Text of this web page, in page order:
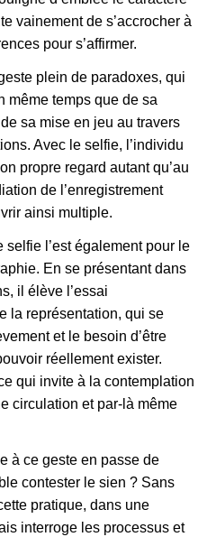
vainement de s’accrocher à
pour s’affirmer.
plein de paradoxes, qui
même temps que de sa
sa mise en jeu au travers
Avec le selfie, l’individu
propre regard autant qu’au
de l’enregistrement
ainsi multiple.
selfie l’est également pour le
En se présentant dans
il élève l’essai
la représentation, qui se
et le besoin d’être
réellement exister.
qui invite à la contemplation
circulation et par-là même
à ce geste en passe de
contester le sien ? Sans
pratique, dans une
interroge les processus et